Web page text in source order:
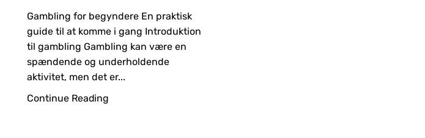
Gambling for begyndere En praktisk
guide til at komme i gang Introduktion
til gambling Gambling kan være en
spændende og underholdende
aktivitet, men det er...
Continue Reading